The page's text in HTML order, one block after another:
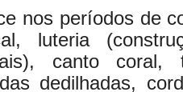
nos períodos de
luteria
canto coral,
dedilhadas,